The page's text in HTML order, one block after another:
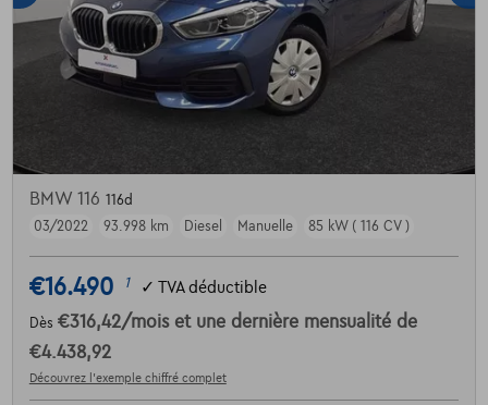
BMW 116 116d
03/2022
93.998 km Diesel Manuelle 85 kW ( 116 CV )
€16.490 1 ✓ TVA déductible
Dès €316,42/mois et une dernière mensualité de
€4.438,92
Découvrez l’exemple chiffré complet